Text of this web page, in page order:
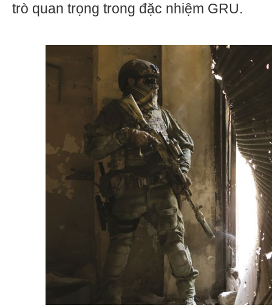
trò quan trọng trong đặc nhiệm GRU.